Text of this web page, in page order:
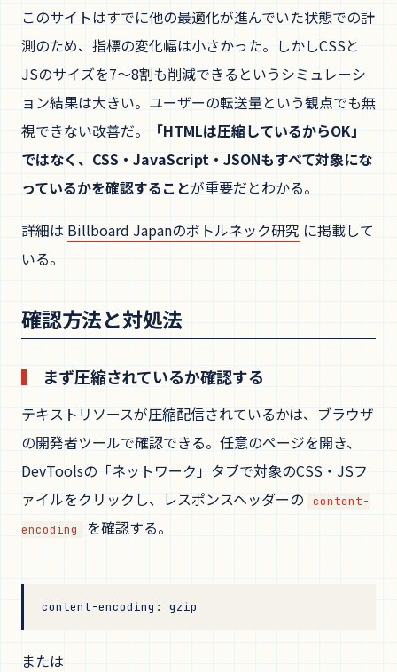
このサイトはすでに他の最適化が進んでいた状態での計
測のため、指標の変化幅は小さかった。しかしCSSと
JSのサイズを7〜8割も削減できるというシミュレーシ
ョン結果は大きい。ユーザーの転送量という観点でも無
視できない改善だ。
「HTMLは圧縮しているからOK」
ではなく、CSS・JavaScript・JSONもすべて対象にな
っているかを確認することが重要だとわかる。
詳細は Billboard Japanのボトルネック研究 に掲載して
いる。
確認方法と対処法
まず圧縮されているか確認する
テキストリソースが圧縮配信されているかは、ブラウザ
の開発者ツールで確認できる。任意のページを開き、
DevToolsの「ネットワーク」タブで対象のCSS・JSフ
ァイルをクリックし、レスポンスヘッダーの
content-
encoding
を確認する。
content-encoding: gzip
または